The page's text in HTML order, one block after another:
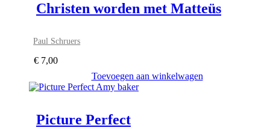
Christen worden met Matteüs
Paul Schruers
€ 7,00
Toevoegen aan winkelwagen
Picture Perfect